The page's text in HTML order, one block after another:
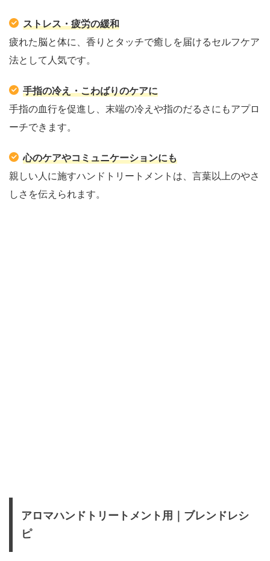
ストレス・疲労の緩和
疲れた脳と体に、香りとタッチで癒しを届けるセルフケア
法として人気です。
手指の冷え・こわばりのケアに
手指の血行を促進し、末端の冷えや指のだるさにもアプロ
ーチできます。
心のケアやコミュニケーションにも
親しい人に施すハンドトリートメントは、言葉以上のやさ
しさを伝えられます。
アロマハンドトリートメント用｜ブレンドレシ
ピ